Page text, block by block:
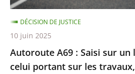
celui
portant
sur
les
travaux,
Autoroute A69 : Saisi sur
celui portant sur les travaux,
DÉCISION DE JUSTICE
10 juin 2025